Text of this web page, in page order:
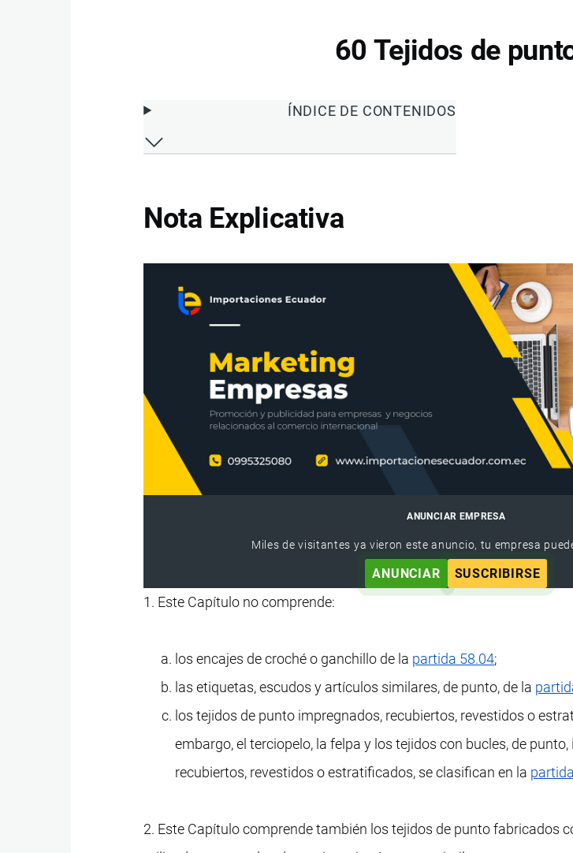
60 Tejidos de
ÍNDICE DE CONTENIDOS
Nota Explicativa
ANUNCIAR EMPRESA
Miles de visitantes ya vieron este anuncio, tu empresa
ANUNCIAR SUSCRIBIRSE
1. Este Capítulo no comprende:
los encajes de croché o ganchillo de la partida 58.04;
las etiquetas, escudos y artículos similares, de punto, de la
los tejidos de punto impregnados, recubiertos, revestidos o
embargo, el terciopelo, la felpa y los tejidos con bucles, de
recubiertos, revestidos o estratificados, se clasifican en la
2. Este Capítulo comprende también los tejidos de punto fabricados